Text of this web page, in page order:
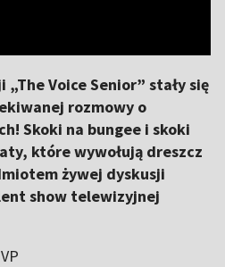
Voice Senior” stały się
rozmowy o
Skoki na bungee i skoki
które wywołują dreszcz
żywej dyskusji
show telewizyjnej